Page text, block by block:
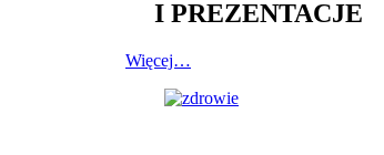
I PREZENTACJE
Więcej…